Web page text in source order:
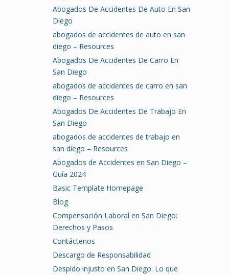
Abogados De Accidentes De Auto En San
Diego
abogados de accidentes de auto en san
diego – Resources
Abogados De Accidentes De Carro En
San Diego
abogados de accidentes de carro en san
diego – Resources
Abogados De Accidentes De Trabajo En
San Diego
abogados de accidentes de trabajo en
san diego – Resources
Abogados de Accidentes en San Diego –
Guía 2024
Basic Template Homepage
Blog
Compensación Laboral en San Diego:
Derechos y Pasos
Contáctenos
Descargo de Responsabilidad
Despido injusto en San Diego: Lo que